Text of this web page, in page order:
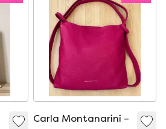
Carla Montanarini –